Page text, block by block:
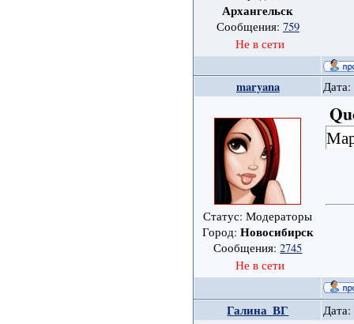
Архангельск
Сообщения: 759
Не в сети
maryana
Статус: Модераторы
Город: Новосибирск
Сообщения:2745
Не в сети
Галина_ВГ